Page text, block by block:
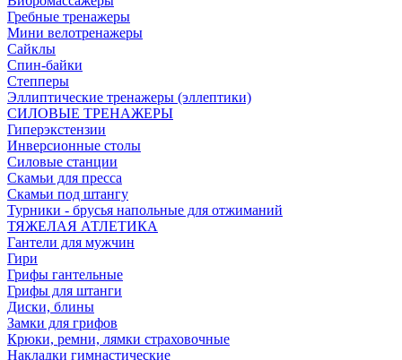
Гребные тренажеры
Мини велотренажеры
Сайклы
Спин-байки
Степперы
Эллиптические тренажеры (эллептики)
СИЛОВЫЕ ТРЕНАЖЕРЫ
Гиперэкстензии
Инверсионные столы
Силовые станции
Скамьи для пресса
Скамьи под штангу
Турники - брусья напольные для отжиманий
ТЯЖЕЛАЯ АТЛЕТИКА
Гантели для мужчин
Гири
Грифы гантельные
Грифы для штанги
Диски, блины
Замки для грифов
Крюки, ремни, лямки страховочные
Накладки гимнастические